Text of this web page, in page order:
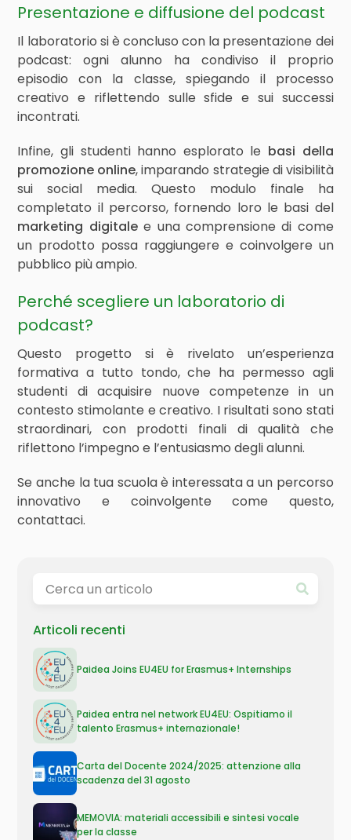
Presentazione e diffusione del podcast
Il laboratorio si è concluso con la presentazione dei
podcast: ogni alunno ha condiviso il proprio
episodio con la classe, spiegando il processo
creativo e riflettendo sulle sfide e sui successi
incontrati.
Infine, gli studenti hanno esplorato le basi della
promozione online, imparando strategie di visibilità
sui social media. Questo modulo finale ha
completato il percorso, fornendo loro le basi del
marketing digitalee una comprensione di come
un prodotto possa raggiungere e coinvolgere un
pubblico più ampio.
Perché scegliere un laboratorio di
podcast?
Questo progetto si è rivelato un’esperienza
formativa a tutto tondo, che ha permesso agli
studenti di acquisire nuove competenze in un
contesto stimolante e creativo. I risultati sono stati
straordinari, con prodotti finali di qualità che
riflettono l’impegno e l’entusiasmo degli alunni.
Se anche la tua scuola è interessata a un percorso
innovativo e coinvolgente come questo,
contattaci.
Articoli recenti
Paidea Joins EU4EU for Erasmus+ Internships
Paidea entra nel network EU4EU: Ospitiamo il
talento Erasmus+ internazionale!
Carta del Docente 2024/2025: attenzione alla
scadenza del 31 agosto
MEMOVIA: materiali accessibili e sintesi vocale
per la classe